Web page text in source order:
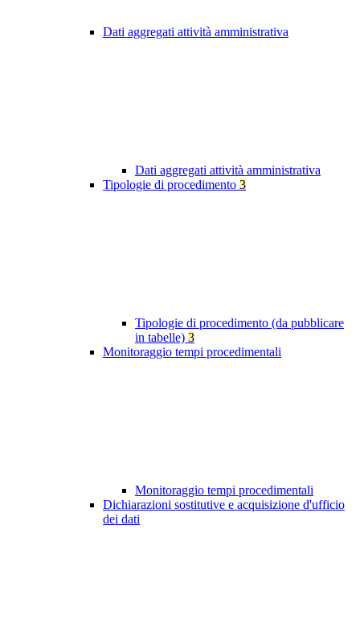
Dati aggregati attività amministrativa
Dati aggregati attività amministrativa
Tipologie di procedimento 3
Tipologie di procedimento (da pubblicare
in tabelle) 3
Monitoraggio tempi procedimentali
Monitoraggio tempi procedimentali
Dichiarazioni sostitutive e acquisizione d'ufficio
dei dati